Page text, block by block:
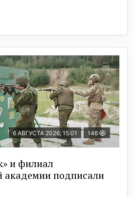
6 АВГУСТА 2026, 15:01 146
и филиал
академии подписали